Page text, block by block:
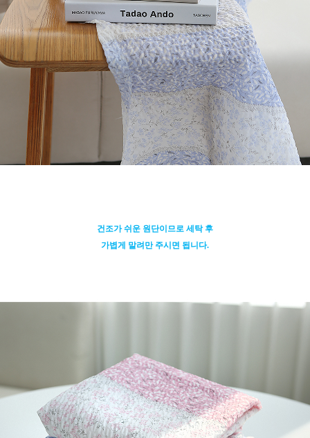
건조가 쉬운 원단이므로 세탁 후
가볍게 말려만 주시면 됩니다.